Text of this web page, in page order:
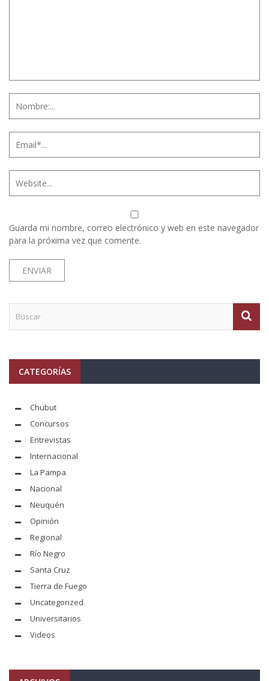
Guarda mi nombre, correo electrónico y web en este navegador
para la próxima vez que comente.
CATEGORÍAS
Chubut
Concursos
Entrevistas
Internacional
La Pampa
Nacional
Neuquén
Opinión
Regional
Río Negro
Santa Cruz
Tierra de Fuego
Uncategorized
Universitarios
Videos